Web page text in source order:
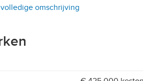
omschrijving